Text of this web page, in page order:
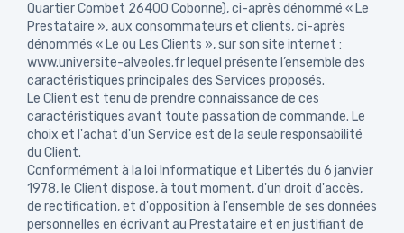
Quartier Combet 26400 Cobonne), ci-après dénommé « Le
Prestataire », aux consommateurs et clients, ci-après
dénommés « Le ou Les Clients », sur son site internet :
www.universite-alveoles.fr lequel présente l’ensemble des
caractéristiques principales des Services proposés.
Le Client est tenu de prendre connaissance de ces
caractéristiques avant toute passation de commande. Le
choix et l'achat d'un Service est de la seule responsabilité
du Client.
Conformément à la loi Informatique et Libertés du 6 janvier
1978, le Client dispose, à tout moment, d'un droit d'accès,
de rectification, et d'opposition à l'ensemble de ses données
personnelles en écrivant au Prestataire et en justifiant de